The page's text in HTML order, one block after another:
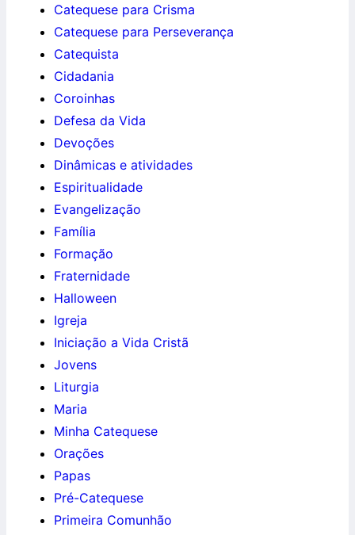
Catequese para Crisma
Catequese para Perseverança
Catequista
Cidadania
Coroinhas
Defesa da Vida
Devoções
Dinâmicas e atividades
Espiritualidade
Evangelização
Família
Formação
Fraternidade
Halloween
Igreja
Iniciação a Vida Cristã
Jovens
Liturgia
Maria
Minha Catequese
Orações
Papas
Pré-Catequese
Primeira Comunhão